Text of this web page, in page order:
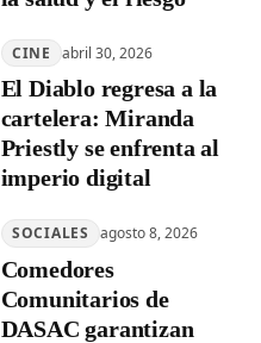
CINE abril 30, 2026
El Diablo regresa a la
cartelera: Miranda
Priestly se enfrenta al
imperio digital
SOCIALES agosto 8, 2026
Comedores
Comunitarios de
DASAC garantizan